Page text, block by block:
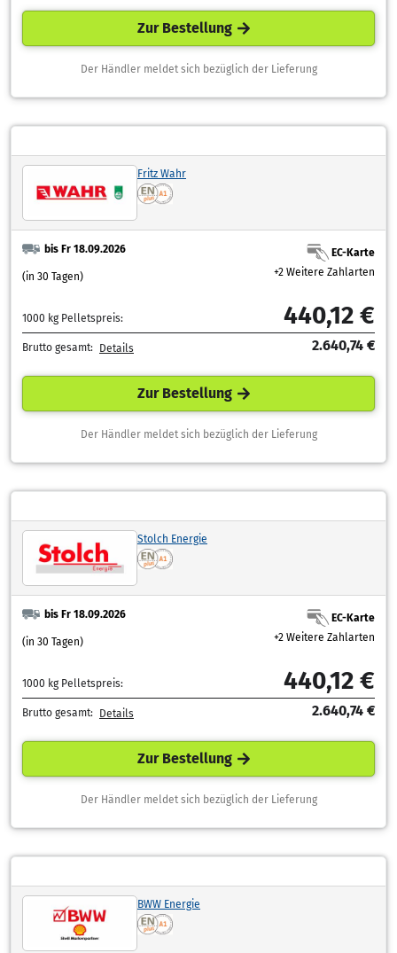
Zur Bestellung
Der Händler meldet sich bezüglich der Lieferung
Fritz Wahr
bis Fr 18.09.2026
(in 30 Tagen)
EC-Karte
+2 Weitere Zahlarten
1000 kg Pelletspreis: 440,12 €
Brutto gesamt: Details 2.640,74 €
Zur Bestellung
Der Händler meldet sich bezüglich der Lieferung
Stolch Energie
bis Fr 18.09.2026
(in 30 Tagen)
EC-Karte
+2 Weitere Zahlarten
1000 kg Pelletspreis: 440,12 €
Brutto gesamt: Details 2.640,74 €
Zur Bestellung
Der Händler meldet sich bezüglich der Lieferung
BWW Energie